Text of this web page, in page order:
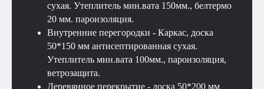
сухая. Утеплитель мин.вата 150мм., белтермо
20 мм. пароизоляция.
Внутренние перегородки - Каркас, доска
50*150 мм антисептированная сухая.
Утеплитель мин.вата 100мм., пароизоляция,
ветрозащита.
Деревянное перекрытие - доска 50*200 мм